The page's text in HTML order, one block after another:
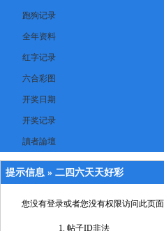
跑狗记录
全年资料
红字记录
六合彩图
开奖日期
开奖记录
讀者論壇
提示信息 » 二四六天天好彩
您没有登录或者您没有权限访问此页
帖子ID非法